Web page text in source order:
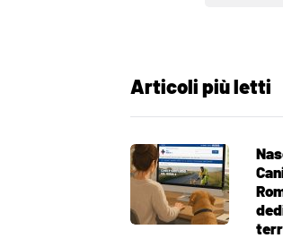
Articoli più letti